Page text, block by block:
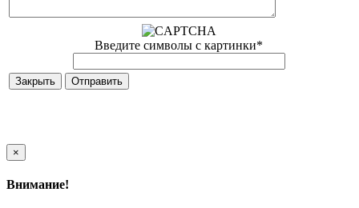
Введите символы с картинки*
Закрыть
×
Внимание!